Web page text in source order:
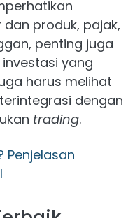
produk, pajak,
penting juga
investasi yang
harus melihat
dengan
trading.
Penjelasan